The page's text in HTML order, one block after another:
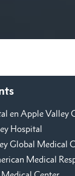
en Apple Valley
Hospital
Global Medical
Medical